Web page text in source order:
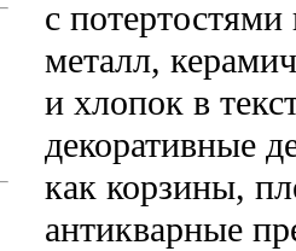
с
металл,
и хлопок в
декоративные
как корзины,
антикварные